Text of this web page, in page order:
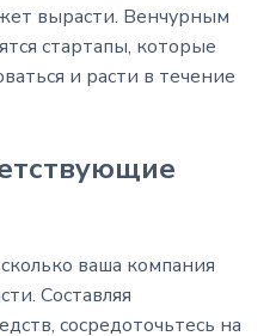
вырасти. Венчурным
стартапы, которые
и расти в течение
ваша компания
Составляя
сосредоточьтесь на